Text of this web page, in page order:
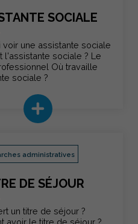
SOCIALE
voir une assistante sociale
l'assistante sociale ? Le
Où travaille
sociale ?
administratives
DE SÉJOUR
un titre de séjour ?
avoir le titre de séjour ?